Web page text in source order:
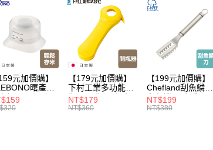
元加價購】
曙產業
杯漏斗組(白)/
杯/米桶/量米
【179元加價購】
下村工業多功能開
瓶器/開瓶器/餐廚
用品/料理道具/任
NT$179
NT$360
【199元加價購】
Chefland刮魚鱗刀/
刮魚鱗器/廚房用
品/料理道具/任二
NT$199
NT$380